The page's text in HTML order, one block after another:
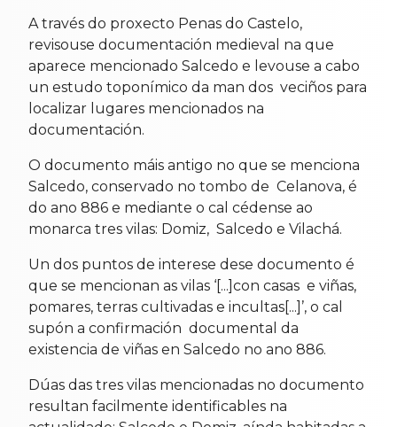
A través do proxecto Penas do Castelo,
revisouse documentación medieval na que
aparece mencionado Salcedo e levouse a cabo
un estudo toponímico da man dos veciños para
localizar lugares mencionados na
documentación.
O documento máis antigo no que se menciona
Salcedo, conservado no tombo de Celanova, é
do ano 886 e mediante o cal cédense ao
monarca tres vilas: Domiz, Salcedo e Vilachá.
Un dos puntos de interese dese documento é
que se mencionan as vilas ‘[...]con casas e viñas,
pomares, terras cultivadas e incultas[...]’, o cal
supón a confirmación documental da
existencia de viñas en Salcedo no ano 886.
Dúas das tres vilas mencionadas no documento
resultan facilmente identificables na